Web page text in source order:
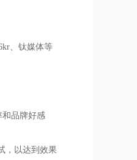
、钛媒体等
和品牌好感
，以达到效果